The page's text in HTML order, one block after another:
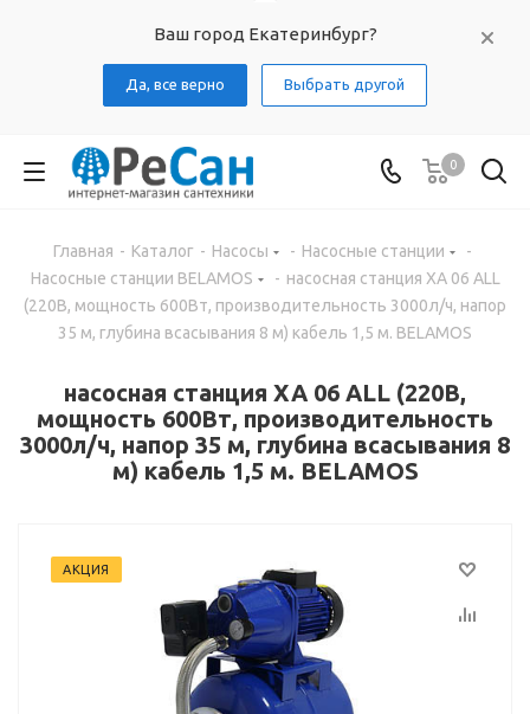
Ваш город Екатеринбург?
Да, все верно Выбрать другой
0
Главная - Каталог - Насосы - Насосные станции
-
Насосные станции BELAMOS
- насосная станция XA 06 ALL
(220В, мощность 600Вт, производительность 3000л/ч, напор
35 м, глубина всасывания 8 м) кабель 1,5 м. BELAMOS
насосная станция XA 06 ALL (220В,
мощность 600Вт, производительность
3000л/ч, напор 35 м, глубина всасывания 8
м) кабель 1,5 м. BELAMOS
АКЦИЯ